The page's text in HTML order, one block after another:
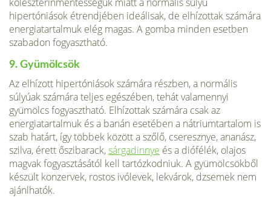
hipertóniások étrendjé­ben ideálisak, de elhízottak számára
energiatartalmuk elég magas. A gomba minden esetben
szabadon fogyasztható.
9. Gyümölcsök
Az elhízott hipertóniások számára részben, a normális
súlyúak számára teljes egészében, tehát valamennyi
gyümölcs fogyasztható. Elhízot­tak számára csak az
energiatartalmuk és a banán esetében a nátriumtartalom is
szab határt, így többek között a szőlő, cseresznye, ananász,
szilva, érett ősziba­rack,sárgadinnye és a diófélék, olajos
magvak fo­gyasztásától kell tartózkodniuk. A gyümölcsökből
készült konzervek, rostos ivólevek, lekvárok, dzsemek nem
ajánlhatók.